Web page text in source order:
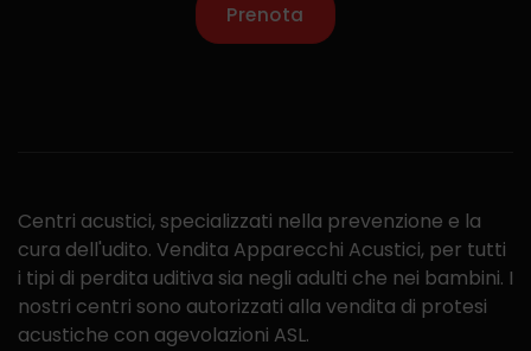
Prenota
Centri acustici, specializzati nella prevenzione e la
cura dell'udito. Vendita Apparecchi Acustici, per tutti
i tipi di perdita uditiva sia negli adulti che nei bambini. I
nostri centri sono autorizzati alla vendita di protesi
acustiche con agevolazioni ASL.